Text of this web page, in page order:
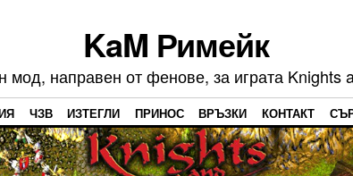
KaM Римейк
направен от фенове, за играта Knights
ЧЗВ ИЗТЕГЛИ ПРИНОС ВРЪЗКИ КОНТАКТ